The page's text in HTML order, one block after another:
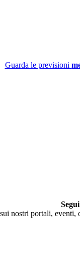
Guarda le previsioni
nostri portali,